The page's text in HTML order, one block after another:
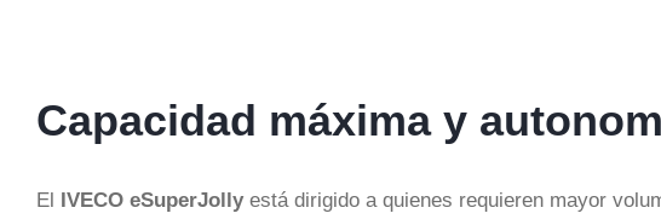
Capacidad máxima y
El IVECO eSuperJollyestá dirigido a quienes requieren mayor